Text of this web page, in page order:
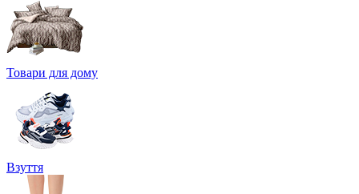
Товари для дому
Взуття